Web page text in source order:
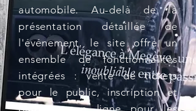
automobile. Au-delà de la
présentation détaillée de
l'événement, le site offre un
ensemble de fonctionnalités
intégrées : vente de tickets
pour le public, inscription et
paiement en ligne pour les